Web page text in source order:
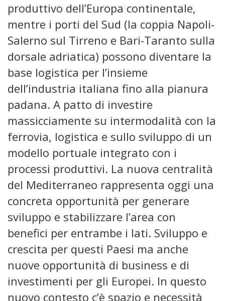
produttivo dell’Europa continentale,
mentre i porti del Sud (la coppia Napoli-
Salerno sul Tirreno e Bari-Taranto sulla
dorsale adriatica) possono diventare la
base logistica per l’insieme
dell’industria italiana fino alla pianura
padana. A patto di investire
massicciamente su intermodalità con la
ferrovia, logistica e sullo sviluppo di un
modello portuale integrato con i
processi produttivi. La nuova centralità
del Mediterraneo rappresenta oggi una
concreta opportunità per generare
sviluppo e stabilizzare l’area con
benefici per entrambe i lati. Sviluppo e
crescita per questi Paesi ma anche
nuove opportunità di business e di
investimenti per gli Europei. In questo
nuovo contesto c’è spazio e necessità